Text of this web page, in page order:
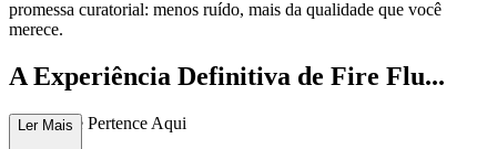
promessa curatorial: menos ruído, mais da qualidade que você
merece.
A Experiência Definitiva de Fire Flu...
sh: Porque Pertence Aqui
Ler Mais